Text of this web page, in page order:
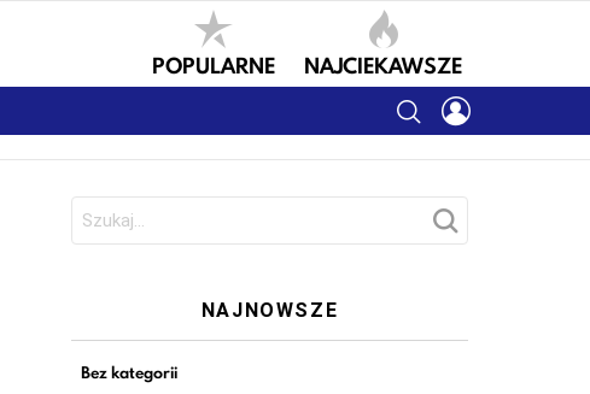
POPULARNE NAJCIEKAWSZE
SEARCH
NAJNOWSZE
Bez kategorii